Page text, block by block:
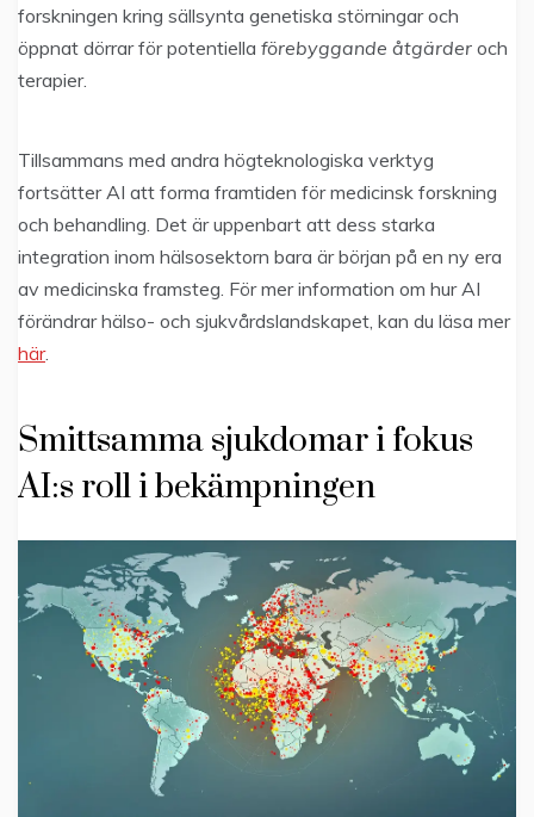
forskningen kring sällsynta genetiska störningar och
öppnat dörrar för potentiella förebyggande åtgärder och
terapier.
Tillsammans med andra högteknologiska verktyg
fortsätter AI att forma framtiden för medicinsk forskning
och behandling. Det är uppenbart att dess starka
integration inom hälsosektorn bara är början på en ny era
av medicinska framsteg. För mer information om hur AI
förändrar hälso- och sjukvårdslandskapet, kan du läsa mer
här.
Smittsamma sjukdomar i fokus
AI:s roll i bekämpningen